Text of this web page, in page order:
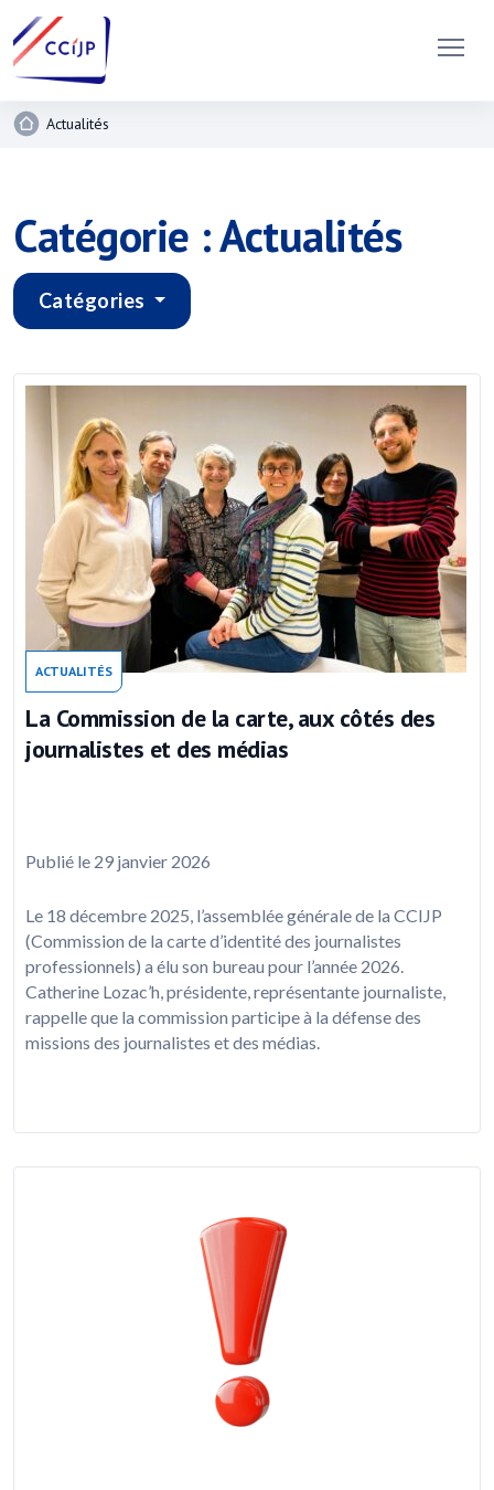
Actualités
Catégorie : Actualités
Catégories
ACTUALITÉS
La Commission de la carte, aux côtés des
journalistes et des médias
Publié le 29 janvier 2026
Le 18 décembre 2025, l’assemblée générale de la CCIJP
(Commission de la carte d’identité des journalistes
professionnels) a élu son bureau pour l’année 2026.
Catherine Lozac’h, présidente, représentante journaliste,
rappelle que la commission participe à la défense des
missions des journalistes et des médias.